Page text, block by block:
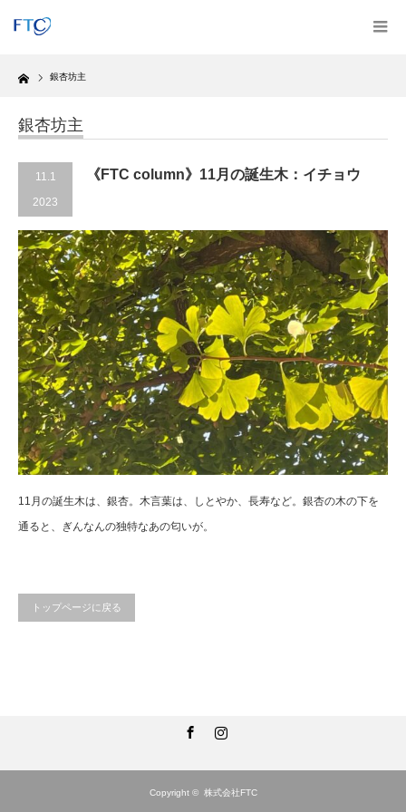
Home 銀杏坊主
銀杏坊主
11.1
2023
《FTC column》11月の誕生木：イチョウ
11月の誕生木は、銀杏。木言葉は、しとやか、長寿など。銀杏の木の下を
通ると、ぎんなんの独特なあの匂いが。
トップページに戻る
Copyright © 株式会社FTC